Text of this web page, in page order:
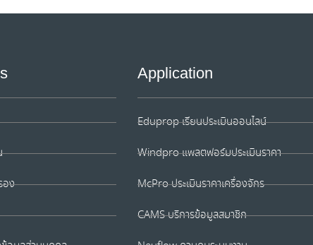
อง
Application
Eduprop เรียนประเมินออนไลน์
Windpro แพลตฟอร์มประเมินราคา
McPro ประเมินราคาเครื่องจักร
CAMS บริการข้อมูลสมาชิก